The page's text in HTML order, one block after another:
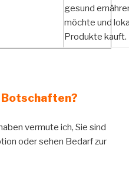
gesund
möchte und
Produkte kauft.
vermute ich, Sie sind
oder sehen Bedarf zur